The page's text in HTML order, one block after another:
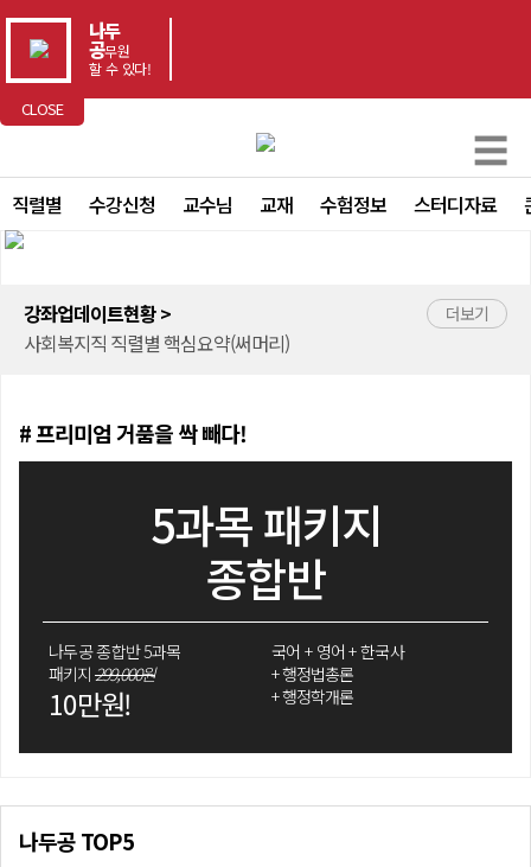
CLOSE
나두
공무원
할 수 있다!
☰
직렬별 수강신청 교수님 교재 수험정보 스터디자료
강좌업데이트현황 >
한국사능력검정시험 암기박사 고급
직업상담직 직렬별 핵심요약(써머리)
보호직 직렬별 핵심요약(써머리)
사회복지직 직렬별 핵심요약(써머리)
종합서 3종 무료 증정 이벤트
한국사능력검정시험 암기박사 고급
더보기
# 프리미엄 거품을 싹 빼다!
5과목 패키지
종합반
나두공 종합반 5과목
패키지 299,000원
10만원!
국어 + 영어 + 한국사
+ 행정법총론
+ 행정학개론
나두공 TOP5